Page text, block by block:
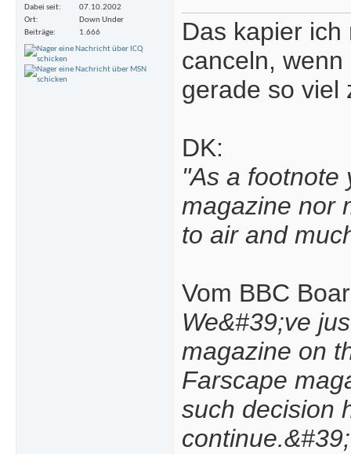
Dabei seit
07.10.2002
Ort
Down Under
Beiträge
1.666
Das kapier
canceln,
gerade so
DK:
"As a footnote
magazine nor
to air and
Vom BBC
We&#39;ve
magazine on
Farscape
such decision
continue.&#39;